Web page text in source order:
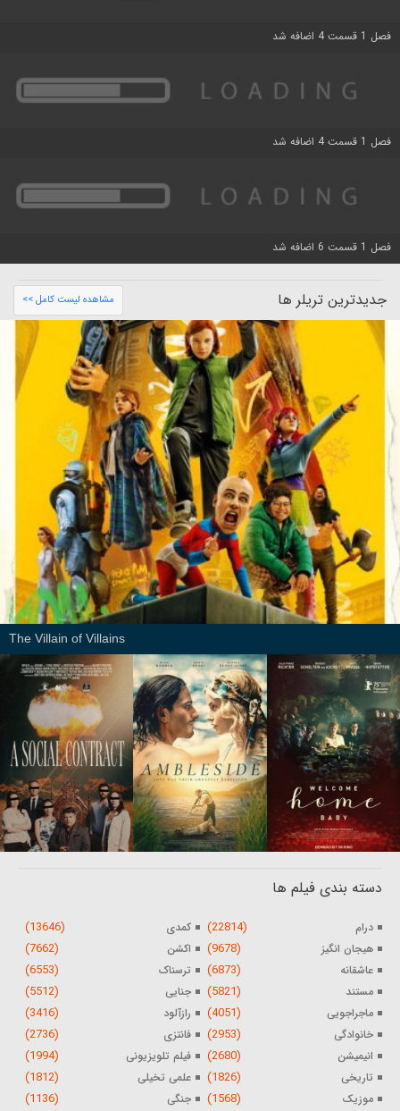
فصل 1 قسمت 4 اضافه شد
فصل 1 قسمت 4 اضافه شد
فصل 1 قسمت 6 اضافه شد
جدیدترین تریلر ها مشاهده لیست کامل >>
The Villain of Villains
دسته بندی فیلم ها
درام (22814) کمدی (13646)
هیجان انگیز (9678) اکشن (7662)
عاشقانه (6873) ترسناک (6553)
مستند (5821) جنایی (5512)
ماجراجویی (4051) رازآلود (3416)
خانوادگی (2953) فانتزی (2736)
انیمیشن (2680) فیلم تلویزیونی (1994)
تاریخی (1826) علمی تخیلی (1812)
موزیک (1568) جنگی
(1136)